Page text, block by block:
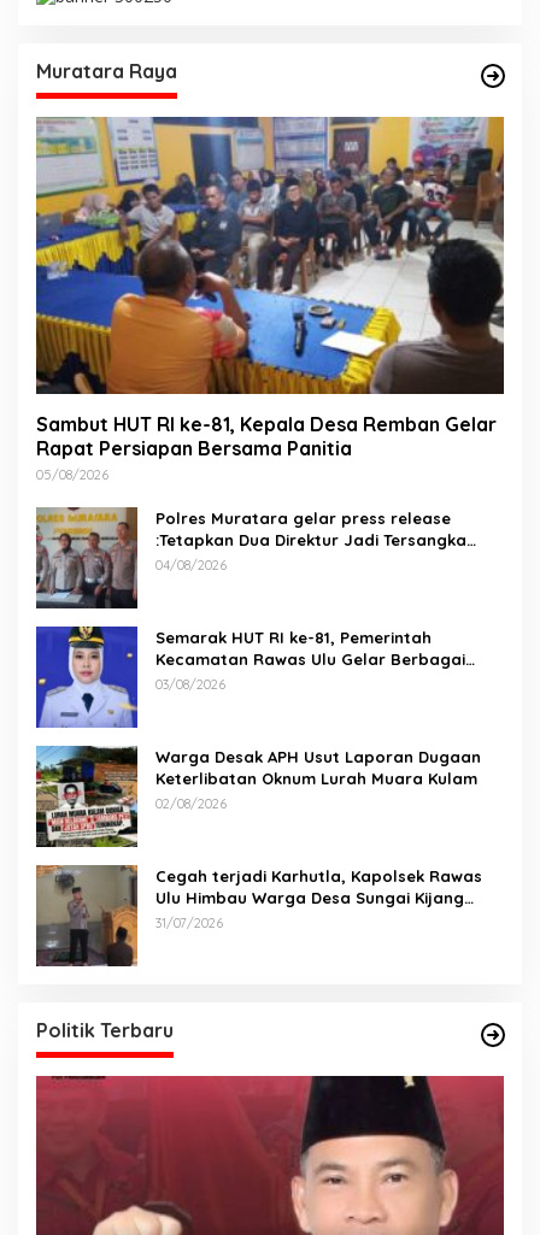
Muratara Raya
Sambut HUT RI ke-81, Kepala Desa Remban Gelar
Rapat Persiapan Bersama Panitia
05/08/2026
Polres Muratara gelar press release
:Tetapkan Dua Direktur Jadi Tersangka
Kecelakaan Maut antara Bus ALS dan
04/08/2026
Semarak HUT RI ke-81, Pemerintah
Kecamatan Rawas Ulu Gelar Berbagai
Lomba
03/08/2026
Warga Desak APH Usut Laporan Dugaan
Keterlibatan Oknum Lurah Muara Kulam
02/08/2026
Cegah terjadi Karhutla, Kapolsek Rawas
Ulu Himbau Warga Desa Sungai Kijang
Sesuai Maklumat Kapolda Sumsel
31/07/2026
Politik Terbaru